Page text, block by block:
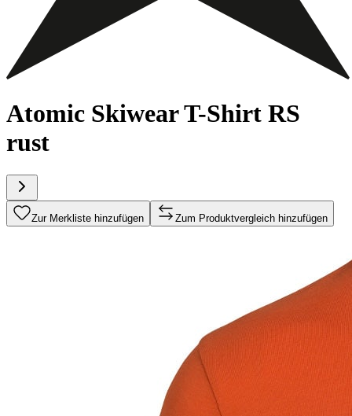
Atomic Skiwear T-Shirt RS
rust
Zur Merkliste hinzufügen Zum Produktvergleich hinzufügen